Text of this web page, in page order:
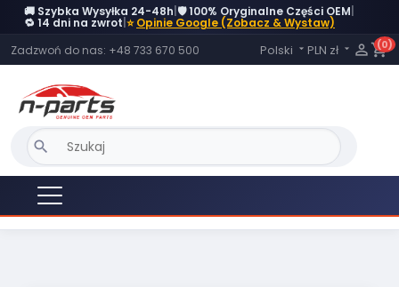
🚚 Szybka Wysyłka 24-48h 🛡️ 100% Oryginalne Części OEM
🔁 14 dni na zwrot ⭐Opinie Google (Zobacz & Wystaw)
Zadzwoń do nas: +48 733 670 500 Język:
Polski  PLN zł   shopping_cart
(0)
search
OBECNIE BRAK NA STANIE